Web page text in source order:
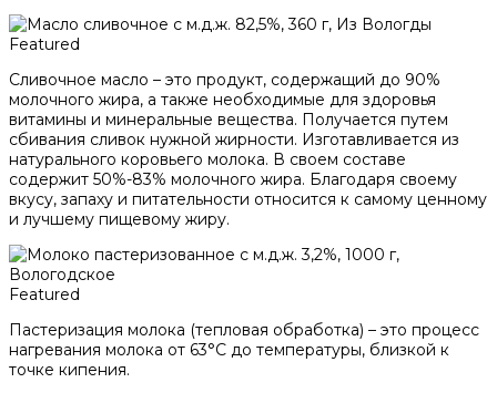
Featured
Сливочное масло – это продукт, содержащий до 90%
молочного жира, а также необходимые для здоровья
витамины и минеральные вещества. Получается путем
сбивания сливок нужной жирности. Изготавливается из
натурального коровьего молока. В своем составе
содержит 50%-83% молочного жира. Благодаря своему
вкусу, запаху и питательности относится к самому ценному
и лучшему пищевому жиру.
Featured
Пастеризация молока (тепловая обработка) – это процесс
нагревания молока от 63°С до температуры, близкой к
точке кипения.